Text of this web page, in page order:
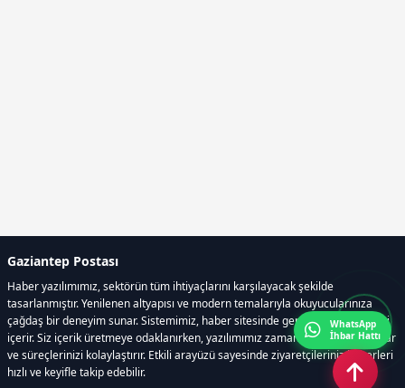
Gaziantep Postası
Haber yazılımımız, sektörün tüm ihtiyaçlarını karşılayacak şekilde
tasarlanmıştır. Yenilenen altyapısı ve modern temalarıyla okuyucularınıza
çağdaş bir deneyim sunar. Sistemimiz, haber sitesinde gerekli tüm modülleri
içerir. Siz içerik üretmeye odaklanırken, yazılımımız zamandan tasarruf sağlar
ve süreçlerinizi kolaylaştırır. Etkili arayüzü sayesinde ziyaretçileriniz haberleri
hızlı ve keyifle takip edebilir.
WhatsApp
İhbar Hattı